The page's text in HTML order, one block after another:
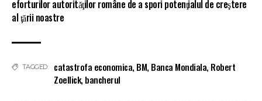
eforturilor autorităţilor române de a spori potenţialul de creştere
al ţării noastre
TAGGED: catastrofa economica, BM, Banca Mondiala, Robert
Zoellick, bancherul